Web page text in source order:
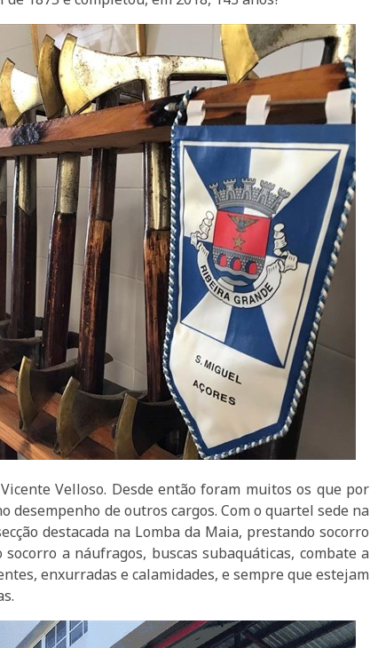
Velloso. Desde então foram muitos os que por
desempenho de outros cargos. Com o quartel sede na
destacada na Lomba da Maia, prestando socorro
a náufragos, buscas subaquáticas, combate a
enxurradas e calamidades, e sempre que estejam